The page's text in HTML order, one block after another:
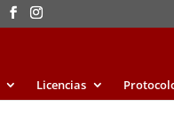
Licencias